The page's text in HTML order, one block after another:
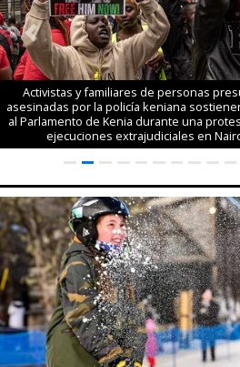
Activistas y familiares de personas
asesinadas por la policía keniana
al Parlamento de Kenia durante una
ejecuciones extrajudiciales en
Previous